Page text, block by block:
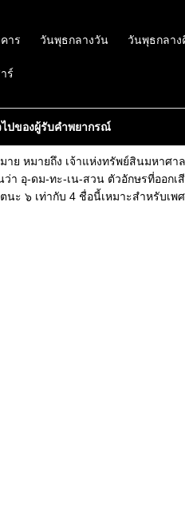
าร วันพุธกลางวัน วันพุธกลา
ร์
ปของผู้รับคำพยากรณ์
ย หมายถึง เจ้าแห่งทรัพย์สินมหาศา
ว่า อุ-ดม-ทะ-เน-สวน ตัวอักษรที่ออกเ
นะ ๖ เท่ากับ 4 ชื่อนี้เหมาะสำหรับเพ